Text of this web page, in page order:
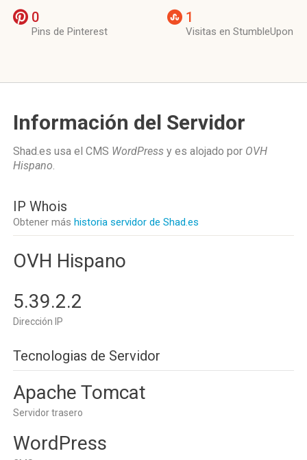
0
Pins de Pinterest
1
Visitas en StumbleUpon
Información del Servidor
Shad.es usa el CMS WordPress y es alojado por OVH
Hispano.
IP Whois
Obtener más historia servidor de Shad.es
OVH Hispano
5.39.2.2
Dirección IP
Tecnologias de Servidor
Apache Tomcat
Servidor trasero
WordPress